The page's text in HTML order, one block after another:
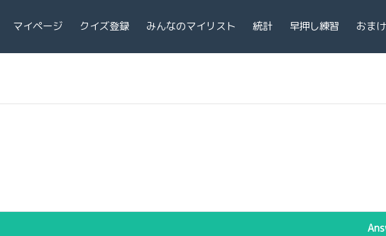
マイページ クイズ登録 みんなのマイリスト 統計 早押し練習 おまけ